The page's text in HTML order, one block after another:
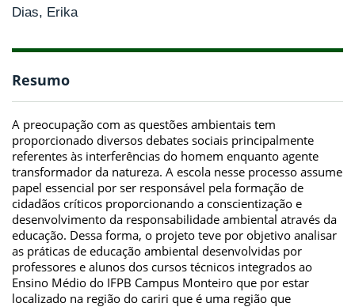
Dias, Erika
Resumo
A preocupação com as questões ambientais tem
proporcionado diversos debates sociais principalmente
referentes às interferências do homem enquanto agente
transformador da natureza. A escola nesse processo assume
papel essencial por ser responsável pela formação de
cidadãos críticos proporcionando a conscientização e
desenvolvimento da responsabilidade ambiental através da
educação. Dessa forma, o projeto teve por objetivo analisar
as práticas de educação ambiental desenvolvidas por
professores e alunos dos cursos técnicos integrados ao
Ensino Médio do IFPB Campus Monteiro que por estar
localizado na região do cariri que é uma região que